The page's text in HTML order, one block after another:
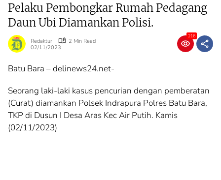
Pelaku Pembongkar Rumah Pedagang
Daun Ubi Diamankan Polisi.
Redaktur
2 Min Read
02/11/2023
216
Batu Bara – delinews24.net-
Seorang laki-laki kasus pencurian dengan pemberatan
(Curat) diamankan Polsek Indrapura Polres Batu Bara,
TKP di Dusun I Desa Aras Kec Air Putih. Kamis
(02/11/2023)